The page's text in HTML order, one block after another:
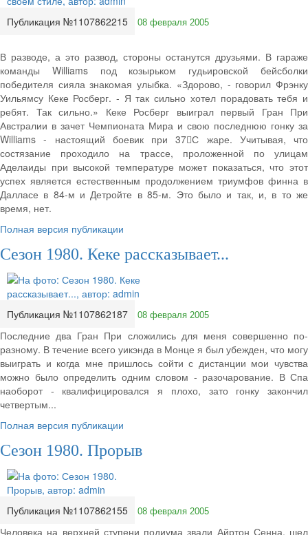
Публикация №1107862215 08 февраля 2005
В разводе, а это развод, стороны останутся друзьями. В гараже
команды Williams под козырьком гудьировской бейсболки
победителя сияла знакомая улыбка. «Здорово, - говорил Фрэнку
Уильямсу Кеке Росберг. - Я так сильно хотел порадовать тебя и
ребят. Так сильно.» Кеке Росберг выиграл первый Гран При
Австралии в зачет Чемпионата Мира и свою последнюю гонку за
Williams - настоящий боевик при 37С жаре. Учитывая, что
состязание проходило на трассе, проложенной по улицам
Аделаиды при высокой температуре может показаться, что этот
успех является естественным продолжением триумфов финна в
Далласе в 84-м и Детройте в 85-м. Это было и так, и, в то же
время, нет.
Полная версия публикации
Сезон 1980. Кеке рассказывает...
Публикация №1107862187 08 февраля 2005
Последние два Гран При сложились для меня совершенно по-
разному. В течение всего уикэнда в Монце я был убежден, что могу
выиграть и когда мне пришлось сойти с дистанции мои чувства
можно было определить одним словом - разочарование. В Спа
наоборот - квалифицировался я плохо, зато гонку закончил
четвертым...
Полная версия публикации
Сезон 1980. Прорыв
Публикация №1107862155 08 февраля 2005
Человека на верхней ступени подиума звали Айртон Сенна, шел